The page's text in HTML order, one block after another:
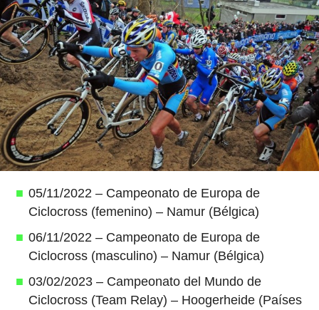
05/11/2022 – Campeonato de Europa de
Ciclocross (femenino) – Namur (Bélgica)
06/11/2022 – Campeonato de Europa de
Ciclocross (masculino) – Namur (Bélgica)
03/02/2023 – Campeonato del Mundo de
Ciclocross (Team Relay) – Hoogerheide (Países